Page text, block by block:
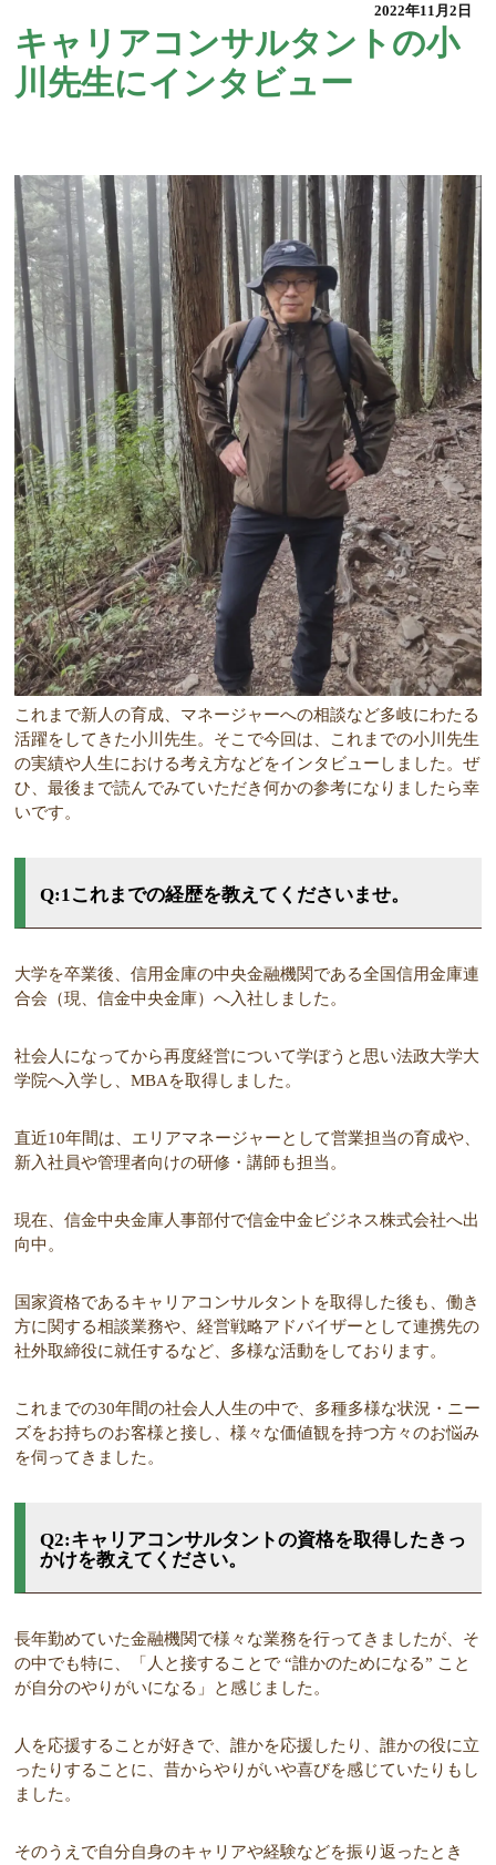
2022年11月2日
キャリアコンサルタントの小
川先生にインタビュー
これまで新人の育成、マネージャーへの相談など多岐にわたる
活躍をしてきた小川先生。そこで今回は、これまでの小川先生
の実績や人生における考え方などをインタビューしました。ぜ
ひ、最後まで読んでみていただき何かの参考になりましたら幸
いです。
Q:1これまでの経歴を教えてくださいませ。
大学を卒業後、信用金庫の中央金融機関である全国信用金庫連
合会（現、信金中央金庫）へ入社しました。
社会人になってから再度経営について学ぼうと思い法政大学大
学院へ入学し、MBAを取得しました。
直近10年間は、エリアマネージャーとして営業担当の育成や、
新入社員や管理者向けの研修・講師も担当。
現在、信金中央金庫人事部付で信金中金ビジネス株式会社へ出
向中。
国家資格であるキャリアコンサルタントを取得した後も、働き
方に関する相談業務や、経営戦略アドバイザーとして連携先の
社外取締役に就任するなど、多様な活動をしております。
これまでの30年間の社会人人生の中で、多種多様な状況・ニー
ズをお持ちのお客様と接し、様々な価値観を持つ方々のお悩み
を伺ってきました。
Q2:キャリアコンサルタントの資格を取得したきっ
かけを教えてください。
長年勤めていた金融機関で様々な業務を行ってきましたが、そ
の中でも特に、「人と接することで “誰かのためになる” こと
が自分のやりがいになる」と感じました。
人を応援することが好きで、誰かを応援したり、誰かの役に立
ったりすることに、昔からやりがいや喜びを感じていたりもし
ました。
そのうえで自分自身のキャリアや経験などを振り返ったとき